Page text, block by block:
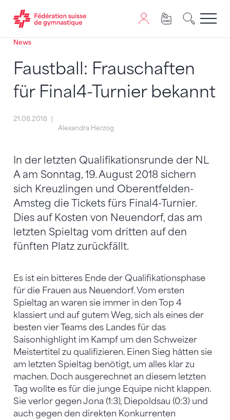
Passer au contenu
Naviguer vers le plan du siten
JavaScript est nécessaire pour naviguer sur ce site.
News
Faustball: Frauschaften
für Final4-Turnier bekannt
21.08.2018
Alexandra Herzog
In der letzten Qualifikationsrunde der NL
A am Sonntag, 19. August 2018 sichern
sich Kreuzlingen und Oberentfelden-
Amsteg die Tickets fürs Final4-Turnier.
Dies auf Kosten von Neuendorf, das am
letzten Spieltag vom dritten auf den
fünften Platz zurückfällt.
Es ist ein bitteres Ende der Qualifikationsphase
für die Frauen aus Neuendorf. Vom ersten
Spieltag an waren sie immer in den Top 4
klassiert und auf gutem Weg, sich als eines der
besten vier Teams des Landes für das
Saisonhighlight im Kampf um den Schweizer
Meistertitel zu qualifizieren. Einen Sieg hätten sie
am letzten Spieltag benötigt, um alles klar zu
machen. Doch ausgerechnet an diesem letzten
Tag wollte es für die junge Equipe nicht klappen.
Sie verlor gegen Jona (1:3), Diepoldsau (0:3) und
auch gegen den direkten Konkurrenten